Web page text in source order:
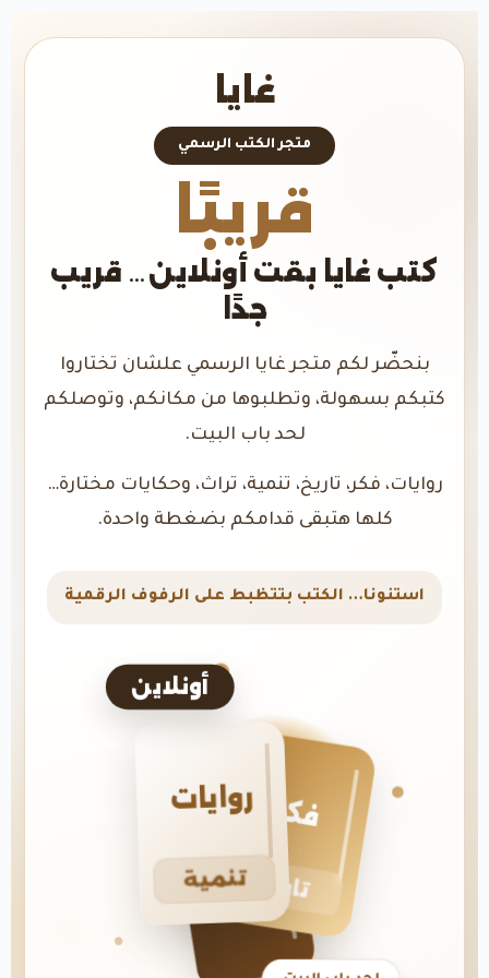
غايا
متجر الكتب الرسمي
قريبًا
كتب غايا بقت أونلاين… قريب
جدًا
بنحضّر لكم متجر غايا الرسمي علشان تختاروا
كتبكم بسهولة، وتطلبوها من مكانكم، وتوصلكم
لحد باب البيت.
روايات، فكر، تاريخ، تنمية، تراث، وحكايات مختارة…
كلها هتبقى قدامكم بضغطة واحدة.
استنونا… الكتب بتتظبط على الرفوف الرقمية
أونلاين
فكر
تاريخ
روايات
تنمية